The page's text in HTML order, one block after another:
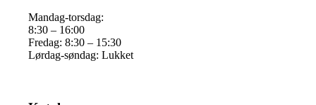
Mandag-torsdag:
8:30 – 16:00
Fredag: 8:30 – 15:30
Lørdag-søndag: Lukket